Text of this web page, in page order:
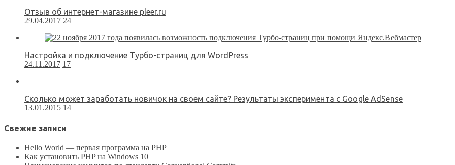
Отзыв об интернет-магазине pleer.ru
29.04.2017 24
Настройка и подключение Турбо-страниц для WordPress
24.11.2017 17
Сколько может заработать новичок на своем сайте? Результаты эксперимента с Google AdSense
13.01.2015 14
Свежие записи
Hello World — первая программа на PHP
Как установить PHP на Windows 10